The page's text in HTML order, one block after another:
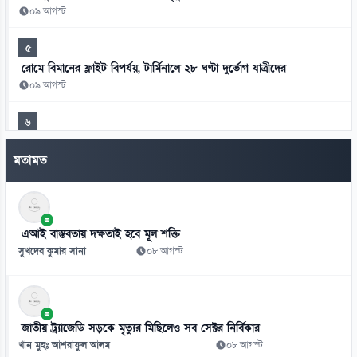
০৯ আগস্ট
৫
রোমে বিমানের ফ্লাইট বিপর্যয়, টার্মিনালে ২৮ ঘণ্টা দুর্ভোগ যাত্রীদের
০৯ আগস্ট
৬
প্রধানমন্ত্রী চট্টগ্রাম সফরে যাচ্ছেন আজ, প্রস্তুত সাত ভেন্যু
০৯ আগস্ট
৭
জ্বালানি-বিদ্যুৎ অস্থিতিশীল করতে চক্র সক্রিয়:চিকিৎসক সমাবেশে প্রধানমন্ত্রী
০৯ আগস্ট
ভবন নির্মাণে তিন পক্ষের যোগসাজশেই অনিয়ম
০৮ আগস্ট
৯
মতামত
এআই বাস্তবতায় দক্ষতাই হবে মূল শক্তি
সুখদেব কুমার সানা ০৮ আগস্ট
জাতীয় ট্র্যাজেডি সড়কে মৃত্যুর মিছিলেও সব সেক্টর নির্বিকার
খান মুহঃ আশরাফুল আলম ০৮ আগস্ট